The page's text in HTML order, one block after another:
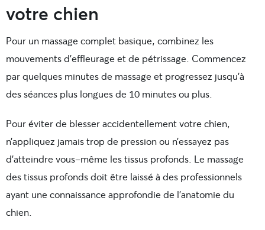
votre chien
Pour un massage complet basique, combinez les
mouvements d’effleurage et de pétrissage. Commencez
par quelques minutes de massage et progressez jusqu’à
des séances plus longues de 10 minutes ou plus.
Pour éviter de blesser accidentellement votre chien,
n’appliquez jamais trop de pression ou n’essayez pas
d’atteindre vous-même les tissus profonds. Le massage
des tissus profonds doit être laissé à des professionnels
ayant une connaissance approfondie de l’anatomie du
chien.